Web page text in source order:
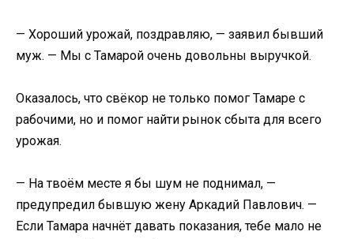
— Хороший урожай, поздравляю, — заявил бывший
муж. — Мы с Тамарой очень довольны выручкой.
Оказалось, что свёкор не только помог Тамаре с
рабочими, но и помог найти рынок сбыта для всего
урожая.
— На твоём месте я бы шум не поднимал, —
предупредил бывшую жену Аркадий Павлович. —
Если Тамара начнёт давать показания, тебе мало не